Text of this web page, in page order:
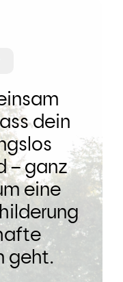
dein
– ganz
eine
geht.